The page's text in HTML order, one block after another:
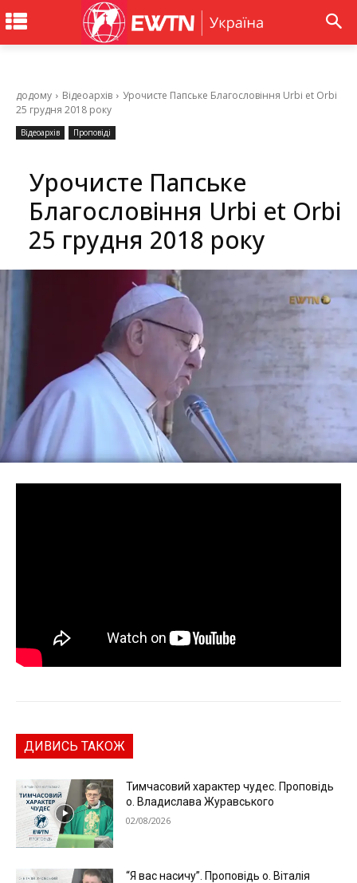
додому Відеоархів
Урочисте Папське Благословіння Urbi et Orbi
25 грудня 2018 року
Відеоархів Проповіді
Урочисте Папське
Благословіння Urbi et Orbi
25 грудня 2018 року
ДИВИСЬ ТАКОЖ
Тимчасовий характер чудес. Проповідь
о. Владислава Журавського
02/08/2026
“Я вас насичу”. Проповідь о. Віталія